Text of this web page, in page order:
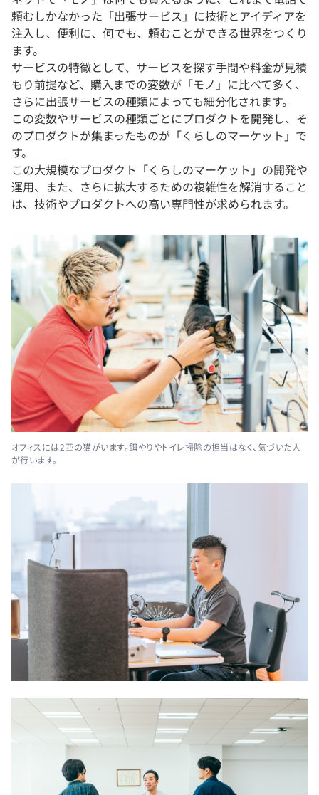
頼むしかなかった「出張サービス」に技術とアイディアを
注入し、便利に、何でも、頼むことができる世界をつくり
ます。
サービスの特徴として、サービスを探す手間や料金が見積
もり前提など、購入までの変数が「モノ」に比べて多く、
さらに出張サービスの種類によっても細分化されます。
この変数やサービスの種類ごとにプロダクトを開発し、そ
のプロダクトが集まったものが「くらしのマーケット」で
す。
この大規模なプロダクト「くらしのマーケット」の開発や
運用、また、さらに拡大するための複雑性を解消すること
は、技術やプロダクトへの高い専門性が求められます。
オフィスには2匹の猫がいます。餌やりやトイレ掃除の担当はなく、気づいた人
が行います。